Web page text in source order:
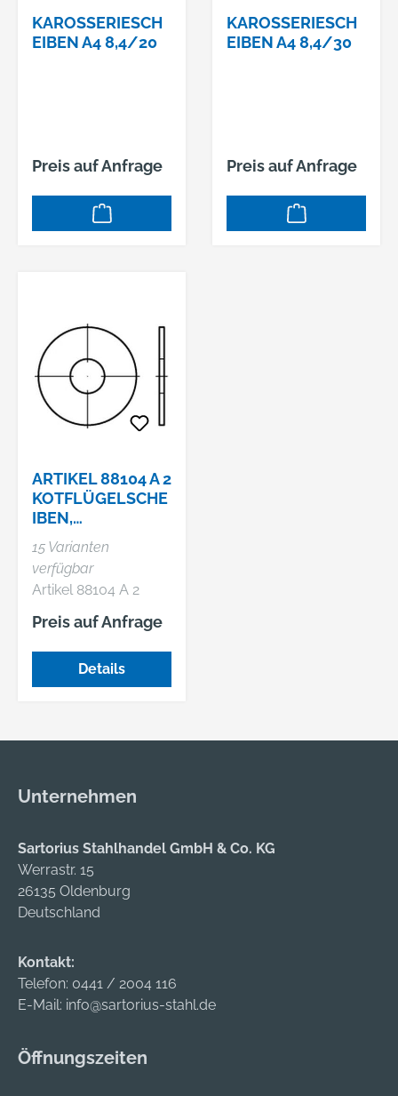
KAROSSERIESCH
EIBEN A4 8,4/20
Preis auf Anfrage
KAROSSERIESCH
EIBEN A4 8,4/30
Preis auf Anfrage
ARTIKEL 88104 A 2
KOTFLÜGELSCHE
IBEN,
PRODUKTKLASSE
C (G)
15 Varianten
verfügbar
Artikel 88104 A 2
Kotflügelscheiben,
Produktklasse C (g)
Preis auf Anfrage
Details
Unternehmen
Sartorius Stahlhandel GmbH & Co. KG
Werrastr. 15
26135 Oldenburg
Deutschland
Kontakt:
Telefon: 0441 / 2004 116
E-Mail: info@sartorius-stahl.de
Öffnungszeiten